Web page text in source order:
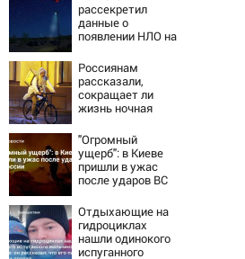
рассекретил
данные о
появлении НЛО на
Россиянам
рассказали,
сокращает ли
жизнь ночная
"Огромный
ущерб": в Киеве
пришли в ужас
после ударов ВС
Отдыхающие на
гидроциклах
нашли одинокого
испуганного